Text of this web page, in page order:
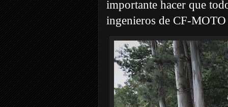
importante hacer que
ingenieros de CF-MOTO